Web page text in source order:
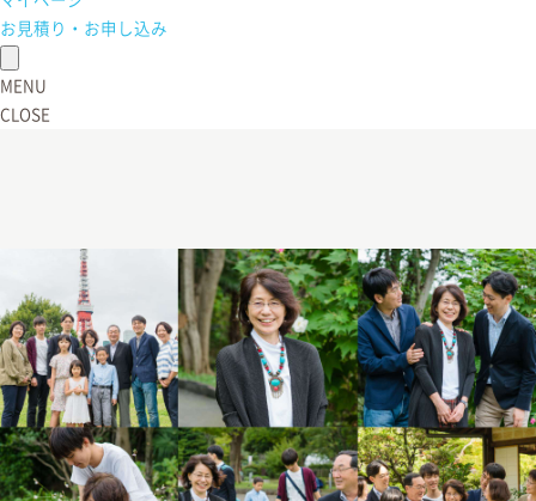
お見積り・お申し込み
MENU
CLOSE